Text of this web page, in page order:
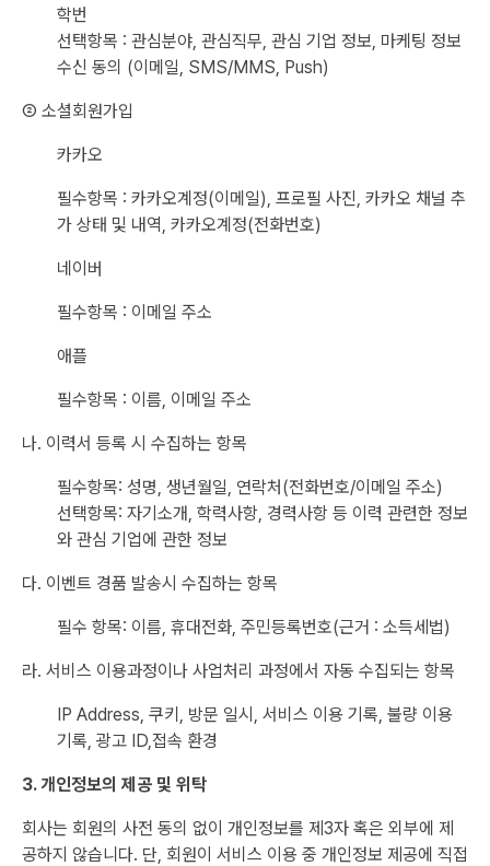
학번
선택항목 : 관심분야, 관심직무, 관심 기업 정보, 마케팅 정보
수신 동의 (이메일, SMS/MMS, Push)
② 소셜회원가입
카카오
필수항목 : 카카오계정(이메일), 프로필 사진, 카카오 채널 추
가 상태 및 내역, 카카오계정(전화번호)
네이버
필수항목 : 이메일 주소
애플
필수항목 : 이름, 이메일 주소
나. 이력서 등록 시 수집하는 항목
필수항목: 성명, 생년월일, 연락처(전화번호/이메일 주소)
선택항목: 자기소개, 학력사항, 경력사항 등 이력 관련한 정보
와 관심 기업에 관한 정보
다. 이벤트 경품 발송시 수집하는 항목
필수 항목: 이름, 휴대전화, 주민등록번호(근거 : 소득세법)
라. 서비스 이용과정이나 사업처리 과정에서 자동 수집되는 항목
IP Address, 쿠키, 방문 일시, 서비스 이용 기록, 불량 이용
기록, 광고 ID,접속 환경
3. 개인정보의 제공 및 위탁
회사는 회원의 사전 동의 없이 개인정보를 제3자 혹은 외부에 제
공하지 않습니다. 단, 회원이 서비스 이용 중 개인정보 제공에 직접